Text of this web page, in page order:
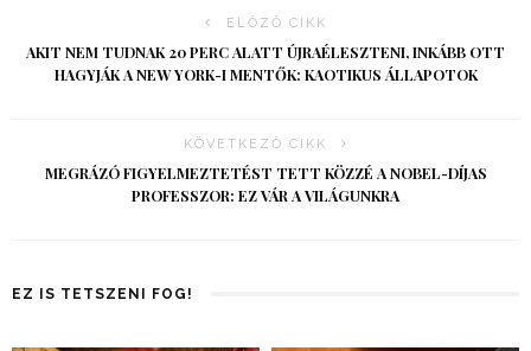
ELŐZŐ CIKK
AKIT NEM TUDNAK 20 PERC ALATT ÚJRAÉLESZTENI, INKÁBB OTT
HAGYJÁK A NEW YORK-I MENTŐK: KAOTIKUS ÁLLAPOTOK
KÖVETKEZŐ CIKK
MEGRÁZÓ FIGYELMEZTETÉST TETT KÖZZÉ A NOBEL-DÍJAS
PROFESSZOR: EZ VÁR A VILÁGUNKRA
EZ IS TETSZENI FOG!